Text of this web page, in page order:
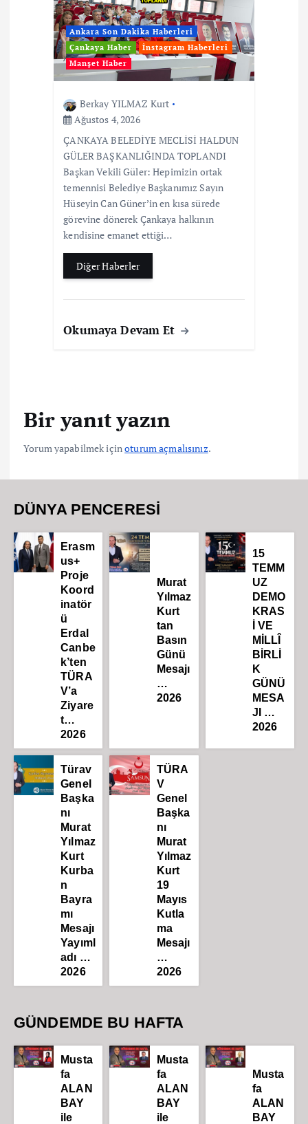
Ankara Son Dakika Haberleri
Çankaya Haber
İnstagram Haberleri
Manşet Haber
Berkay YILMAZ Kurt
Ağustos 4, 2026
ÇANKAYA BELEDİYE MECLİSİ HALDUN
GÜLER BAŞKANLIĞINDA TOPLANDI
Başkan Vekili Güler: Hepimizin ortak
temennisi Belediye Başkanımız Sayın
Hüseyin Can Güner’in en kısa sürede
görevine dönerek Çankaya halkının
kendisine emanet ettiği…
Diğer Haberler
Okumaya Devam Et
Bir yanıt yazın
Yorum yapabilmek içinoturum açmalısınız.
DÜNYA PENCERESİ
Erasm
us+
Proje
Koord
inatör
ü
Erdal
Canbe
k’ten
TÜRA
V’a
Ziyare
t…
2026
Murat
Yılmaz
Kurt
tan
Basın
Günü
Mesajı
…
2026
15
TEMM
UZ
DEMO
KRAS
İ VE
MİLLÎ
BİRLİ
K
GÜNÜ
MESA
JI …
2026
Türav
Genel
Başka
nı
Murat
Yılmaz
Kurt
Kurba
n
Bayra
mı
Mesajı
Yayıml
adı …
2026
TÜRA
V
Genel
Başka
nı
Murat
Yılmaz
Kurt
19
Mayıs
Kutla
ma
Mesajı
…
2026
GÜNDEMDE BU HAFTA
Musta
fa
ALAN
BAY
ile
Musta
fa
ALAN
BAY
ile
Musta
fa
ALAN
BAY